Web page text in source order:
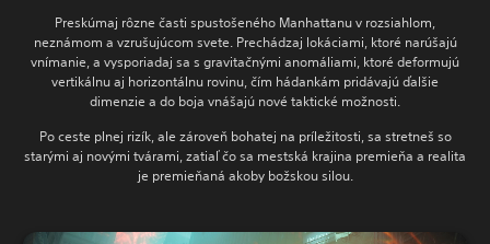
Preskúmaj rôzne časti spustošeného Manhattanu v rozsiahlom,
neznámom a vzrušujúcom svete. Prechádzaj lokáciami, ktoré narúšajú
vnímanie, a vysporiadaj sa s gravitačnými anomáliami, ktoré deformujú
vertikálnu aj horizontálnu rovinu, čím hádankám pridávajú ďalšie
dimenzie a do boja vnášajú nové taktické možnosti.
Po ceste plnej rizík, ale zároveň bohatej na príležitosti, sa stretneš so
starými aj novými tvárami, zatiaľ čo sa mestská krajina premieňa a realita
je premieňaná akoby božskou silou.